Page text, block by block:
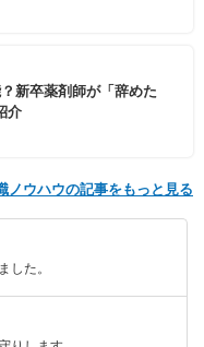
新卒薬剤師が「辞めた
介
ノウハウの記事をもっと見る
した。